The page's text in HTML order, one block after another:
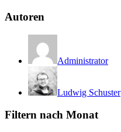
Autoren
Administrator
Ludwig Schuster
Filtern nach Monat